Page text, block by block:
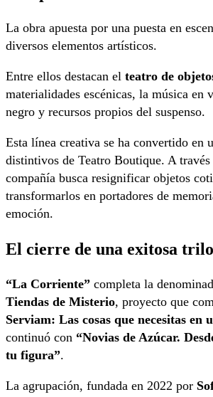
La obra apuesta por una puesta en
diversos elementos artísticos.
Entre ellos destacan el teatro de
materialidades escénicas, la música en
negro y recursos propios del suspenso.
Esta línea creativa se ha convertido en
distintivos de Teatro Boutique. A
compañía busca resignificar objetos
transformarlos en portadores de
emoción.
El cierre de una exitosa
“La Corriente” completa la
Tiendas de Misterio, proyecto que
Serviam: Las cosas que necesitas en
continuó con “Novias de Azúcar.
tu figura”.
La agrupación, fundada en 2022 por